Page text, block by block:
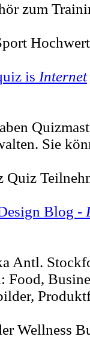
zum
is Internet
Sie
Blog -
Antl.
Food,
Wellness